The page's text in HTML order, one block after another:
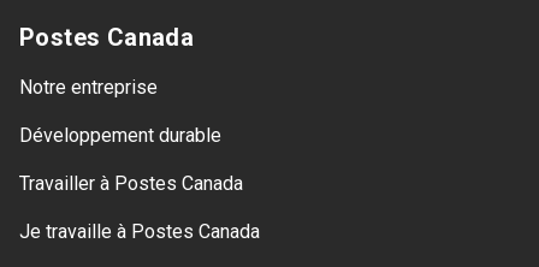
Postes Canada
Notre entreprise
Développement durable
Travailler à Postes Canada
Je travaille à Postes Canada